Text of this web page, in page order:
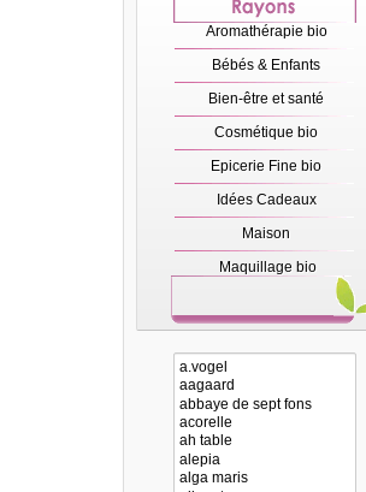
Aromathérapie bio
Bébés & Enfants
Bien-être et santé
Cosmétique bio
Epicerie Fine bio
Idées Cadeaux
Maison
Maquillage bio